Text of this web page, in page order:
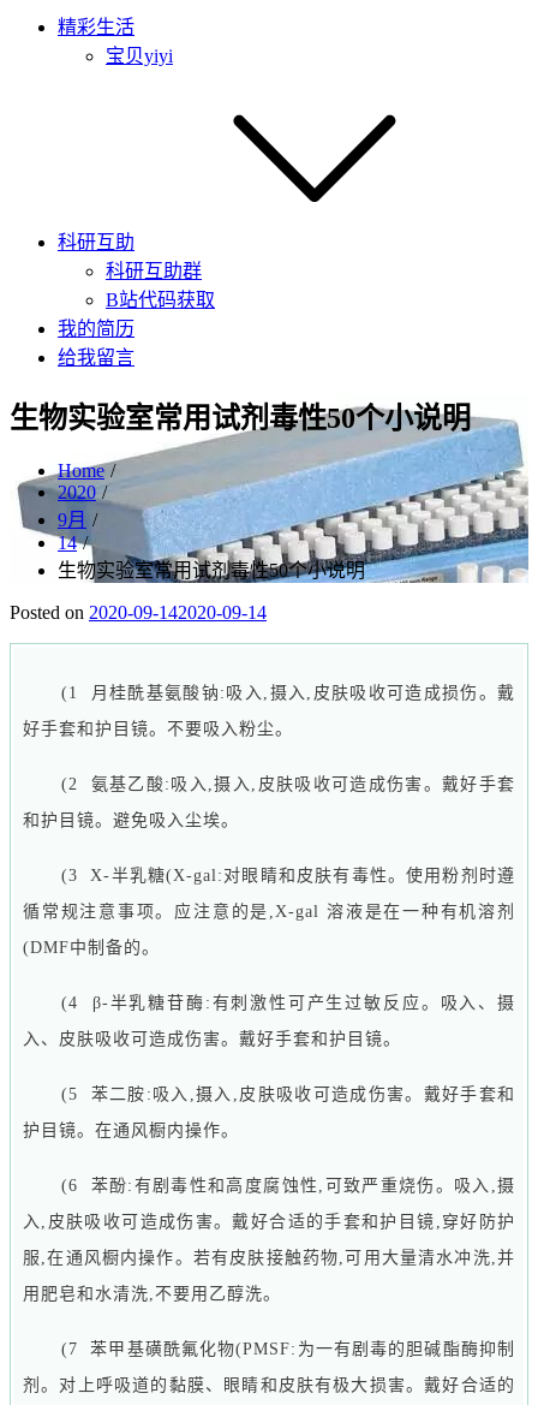
精彩生活
宝贝yiyi
科研互助
科研互助群
B站代码获取
我的简历
给我留言
生物实验室常用试剂毒性50个小说明
Home
2020
9月
14
生物实验室常用试剂毒性50个小说明
Posted on 2020-09-142020-09-14
(1
月桂酰基氨酸钠:吸入,摄入,皮肤吸收可造成损伤。戴
好手套和护目镜。不要吸入粉尘。
(2 氨基乙酸:吸入,摄入,皮肤吸收可造成伤害。戴好手套
和护目镜。避免吸入尘埃。
(3 X-半乳糖(X-gal:对眼睛和皮肤有毒性。使用粉剂时遵
循常规注意事项。应注意的是,X-gal 溶液是在一种有机溶剂
(DMF中制备的。
(4 β-半乳糖苷酶:有刺激性可产生过敏反应。吸入、摄
入、皮肤吸收可造成伤害。戴好手套和护目镜。
(5 苯二胺:吸入,摄入,皮肤吸收可造成伤害。戴好手套和
护目镜。在通风橱内操作。
(6 苯酚:有剧毒性和高度腐蚀性,可致严重烧伤。吸入,摄
入,皮肤吸收可造成伤害。戴好合适的手套和护目镜,穿好防护
服,在通风橱内操作。若有皮肤接触药物,可用大量清水冲洗,并
用肥皂和水清洗,不要用乙醇洗。
(7 苯甲基磺酰氟化物(PMSF:为一有剧毒的胆碱酯酶抑制
剂。对上呼吸道的黏膜、眼睛和皮肤有极大损害。戴好合适的